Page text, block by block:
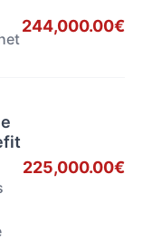
244,000.00€
225,000.00€